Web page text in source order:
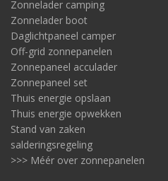
Zonnelader camping
Zonnelader boot
Daglichtpaneel camper
Off-grid zonnepanelen
Zonnepaneel acculader
Zonnepaneel set
Thuis energie opslaan
Thuis energie opwekken
Stand van zaken
salderingsregeling
>>> Méér over zonnepanelen